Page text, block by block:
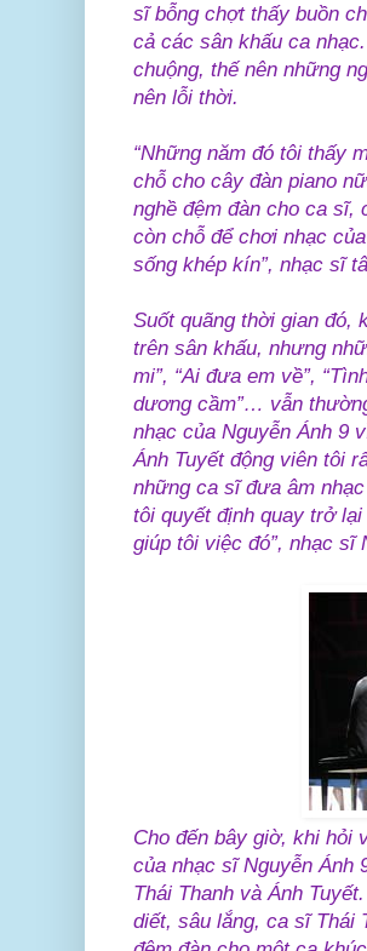
sĩ bỗng chợt thấy buồn
cả các sân khấu ca
chuộng, thế nên những
nên lỗi thời.
“Những năm đó tôi thấy
chỗ cho cây đàn piano
nghề đệm đàn cho ca sĩ,
còn chỗ để chơi nhạc
sống khép kín”, nhạc sĩ
Suốt quãng thời gian đó,
trên sân khấu, nhưng
mi”, “Ai đưa em về”,
dương cầm”… vẫn
nhạc của Nguyễn Ánh 9
Ánh Tuyết động viên tôi
những ca sĩ đưa âm
tôi quyết định quay trở
giúp tôi việc đó”, nhạc sĩ
Cho đến bây giờ, khi hỏi
của nhạc sĩ Nguyễn Ánh
Thái Thanh và Ánh
diết, sâu lắng, ca sĩ Thái